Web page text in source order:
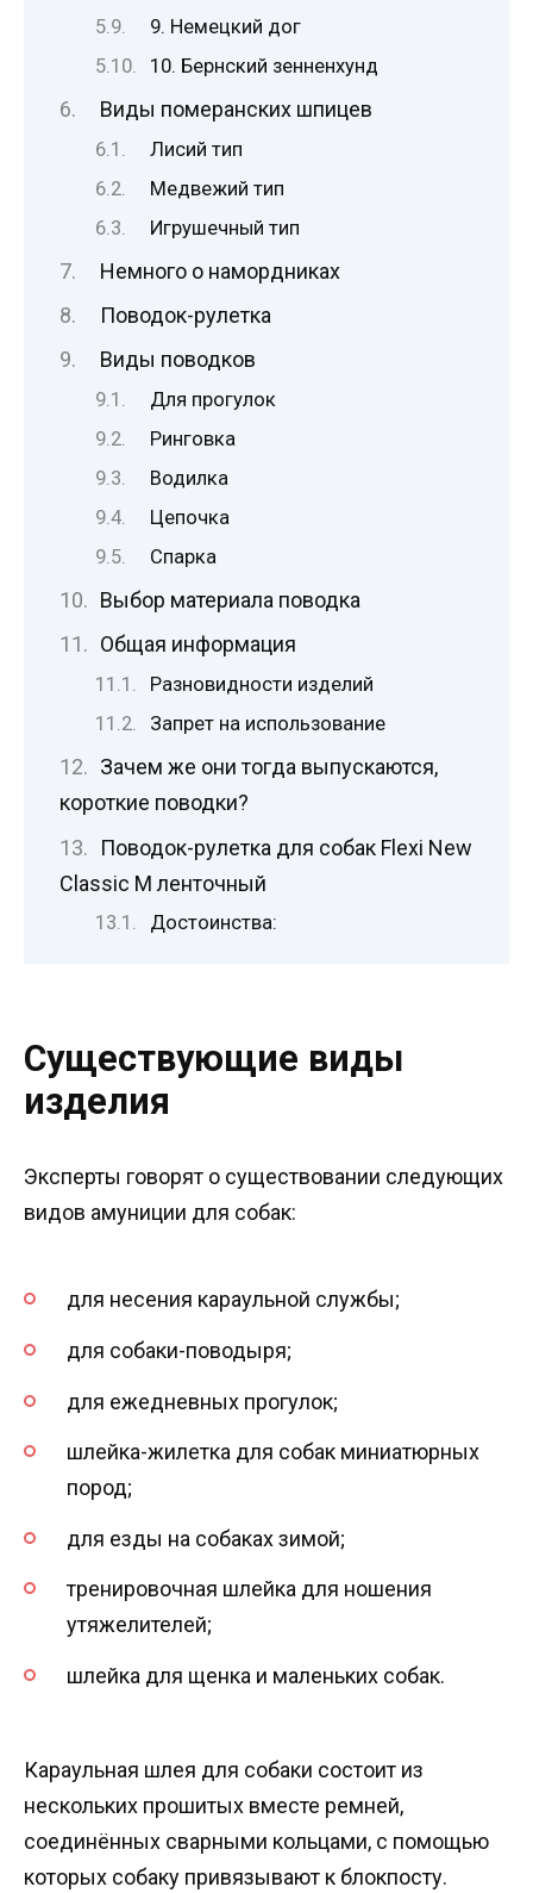
9. Немецкий дог
10. Бернский зенненхунд
Виды померанских шпицев
Лисий тип
Медвежий тип
Игрушечный тип
Немного о намордниках
Поводок-рулетка
Виды поводков
Для прогулок
Ринговка
Водилка
Цепочка
Спарка
Выбор материала поводка
Общая информация
Разновидности изделий
Запрет на использование
Зачем же они тогда выпускаются,
короткие поводки?
Поводок-рулетка для собак Flexi New
Classic M ленточный
Достоинства:
Существующие виды
изделия
Эксперты говорят о существовании следующих
видов амуниции для собак:
для несения караульной службы;
для собаки-поводыря;
для ежедневных прогулок;
шлейка-жилетка для собак миниатюрных
пород;
для езды на собаках зимой;
тренировочная шлейка для ношения
утяжелителей;
шлейка для щенка и маленьких собак.
Караульная шлея для собаки состоит из
нескольких прошитых вместе ремней,
соединённых сварными кольцами, с помощью
которых собаку привязывают к блокпосту.